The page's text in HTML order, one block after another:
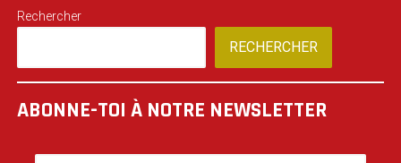
Rechercher
RECHERCHER
ABONNE-TOI À NOTRE NEWSLETTER